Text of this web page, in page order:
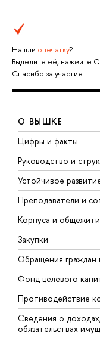
Нашли опечатку?
Выделите её, нажмите
Спасибо за участие!
О ВЫШКЕ
Цифры и факты
Руководство и
Устойчивое
Преподаватели и
Корпуса и
Закупки
Обращения
Фонд целевого
Противодействие
Сведения о
обязательствах